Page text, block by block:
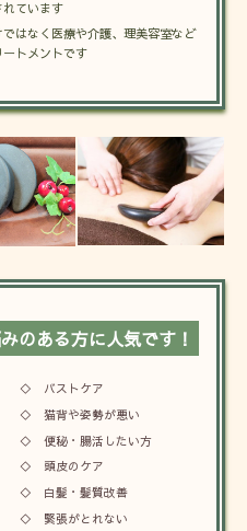
れています
はなく医療や介護、理美容室など
トメントです
のある方に人気です！
◇ バストケア
◇ 猫背や姿勢が悪い
◇ 便秘・腸活したい方
◇ 頭皮のケア
◇ 白髪・髪質改善
◇ 緊張がとれない